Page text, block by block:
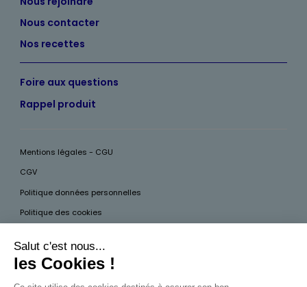
Nous contacter
Nos recettes
Foire aux questions
Rappel produit
Mentions légales - CGU
CGV
Politique données personnelles
Politique des cookies